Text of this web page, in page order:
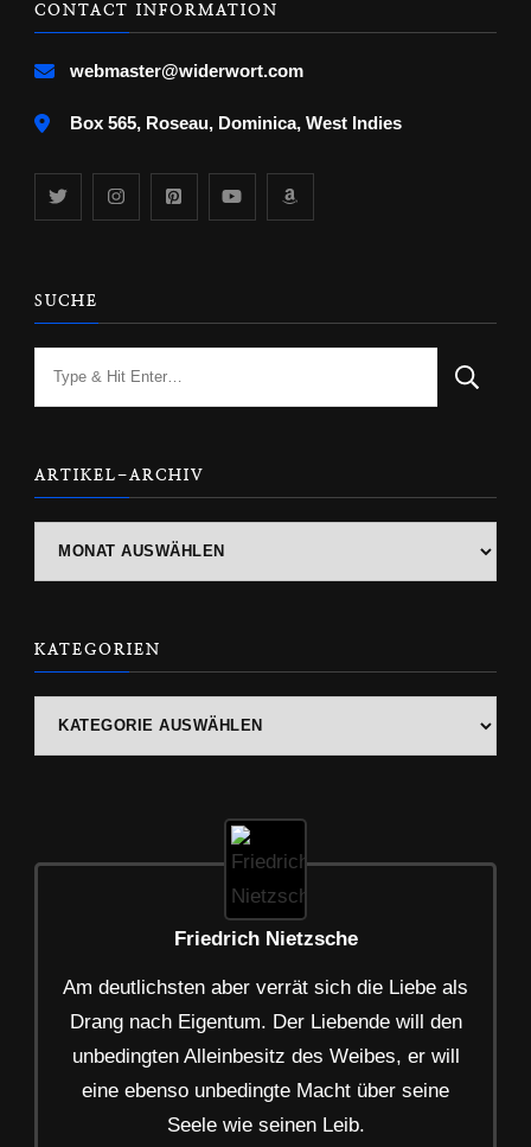
CONTACT INFORMATION
webmaster@widerwort.com
Box 565, Roseau, Dominica, West Indies
SUCHE
ARTIKEL-ARCHIV
KATEGORIEN
Friedrich Nietzsche
Am deutlichsten aber verrät sich die Liebe als
Drang nach Eigentum. Der Liebende will den
unbedingten Alleinbesitz des Weibes, er will
eine ebenso unbedingte Macht über seine
Seele wie seinen Leib.